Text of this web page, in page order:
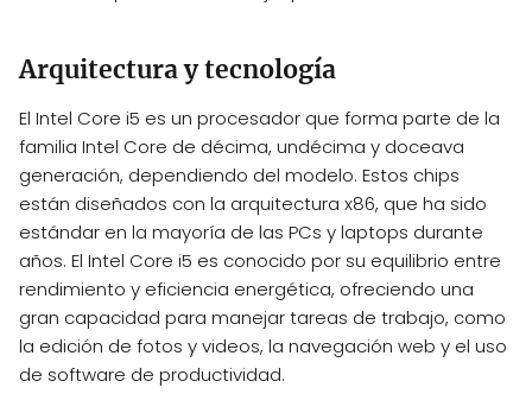
Arquitectura y tecnología
El Intel Core i5 es un procesador que forma parte de la
familia Intel Core de décima, undécima y doceava
generación, dependiendo del modelo. Estos chips
están diseñados con la arquitectura x86, que ha sido
estándar en la mayoría de las PCs y laptops durante
años. El Intel Core i5 es conocido por su equilibrio entre
rendimiento y eficiencia energética, ofreciendo una
gran capacidad para manejar tareas de trabajo, como
la edición de fotos y videos, la navegación web y el uso
de software de productividad.